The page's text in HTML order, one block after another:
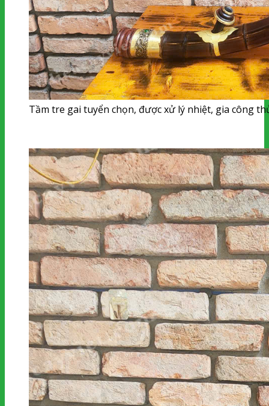
Tầm tre gai tuyển chọn, được xử lý nhiệt, gia công